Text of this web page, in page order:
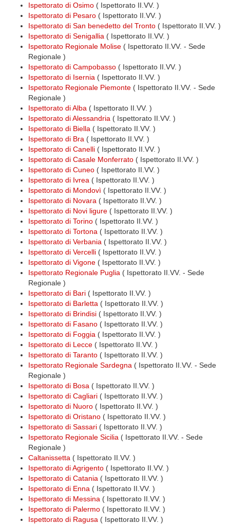
Ispettorato di Osimo ( Ispettorato II.VV. )
Ispettorato di Pesaro ( Ispettorato II.VV. )
Ispettorato di San benedetto del Tronto ( Ispettorato II.VV. )
Ispettorato di Senigallia ( Ispettorato II.VV. )
Ispettorato Regionale Molise ( Ispettorato II.VV. - Sede
Regionale )
Ispettorato di Campobasso ( Ispettorato II.VV. )
Ispettorato di Isernia ( Ispettorato II.VV. )
Ispettorato Regionale Piemonte ( Ispettorato II.VV. - Sede
Regionale )
Ispettorato di Alba ( Ispettorato II.VV. )
Ispettorato di Alessandria ( Ispettorato II.VV. )
Ispettorato di Biella ( Ispettorato II.VV. )
Ispettorato di Bra ( Ispettorato II.VV. )
Ispettorato di Canelli ( Ispettorato II.VV. )
Ispettorato di Casale Monferrato ( Ispettorato II.VV. )
Ispettorato di Cuneo ( Ispettorato II.VV. )
Ispettorato di Ivrea ( Ispettorato II.VV. )
Ispettorato di Mondovì ( Ispettorato II.VV. )
Ispettorato di Novara ( Ispettorato II.VV. )
Ispettorato di Novi ligure ( Ispettorato II.VV. )
Ispettorato di Torino ( Ispettorato II.VV. )
Ispettorato di Tortona ( Ispettorato II.VV. )
Ispettorato di Verbania ( Ispettorato II.VV. )
Ispettorato di Vercelli ( Ispettorato II.VV. )
Ispettorato di Vigone ( Ispettorato II.VV. )
Ispettorato Regionale Puglia ( Ispettorato II.VV. - Sede
Regionale )
Ispettorato di Bari ( Ispettorato II.VV. )
Ispettorato di Barletta ( Ispettorato II.VV. )
Ispettorato di Brindisi ( Ispettorato II.VV. )
Ispettorato di Fasano ( Ispettorato II.VV. )
Ispettorato di Foggia ( Ispettorato II.VV. )
Ispettorato di Lecce ( Ispettorato II.VV. )
Ispettorato di Taranto ( Ispettorato II.VV. )
Ispettorato Regionale Sardegna ( Ispettorato II.VV. - Sede
Regionale )
Ispettorato di Bosa ( Ispettorato II.VV. )
Ispettorato di Cagliari ( Ispettorato II.VV. )
Ispettorato di Nuoro ( Ispettorato II.VV. )
Ispettorato di Oristano ( Ispettorato II.VV. )
Ispettorato di Sassari ( Ispettorato II.VV. )
Ispettorato Regionale Sicilia ( Ispettorato II.VV. - Sede
Regionale )
Caltanissetta ( Ispettorato II.VV. )
Ispettorato di Agrigento ( Ispettorato II.VV. )
Ispettorato di Catania ( Ispettorato II.VV. )
Ispettorato di Enna ( Ispettorato II.VV. )
Ispettorato di Messina ( Ispettorato II.VV. )
Ispettorato di Palermo ( Ispettorato II.VV. )
Ispettorato di Ragusa ( Ispettorato II.VV. )